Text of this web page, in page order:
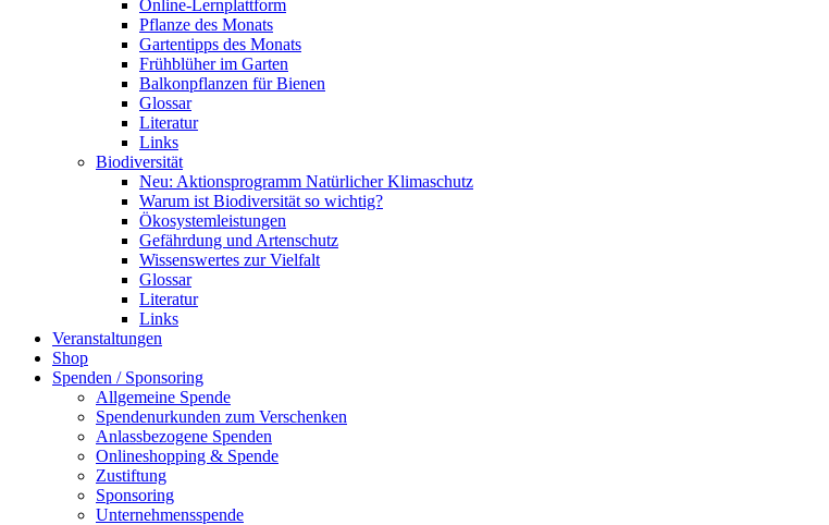
Online-Lernplattform
Pflanze des Monats
Gartentipps des Monats
Frühblüher im Garten
Balkonpflanzen für Bienen
Glossar
Literatur
Links
Biodiversität
Neu: Aktionsprogramm Natürlicher Klimaschutz
Warum ist Biodiversität so wichtig?
Ökosystemleistungen
Gefährdung und Artenschutz
Wissenswertes zur Vielfalt
Glossar
Literatur
Links
Veranstaltungen
Shop
Spenden / Sponsoring
Allgemeine Spende
Spendenurkunden zum Verschenken
Anlassbezogene Spenden
Onlineshopping & Spende
Zustiftung
Sponsoring
Unternehmensspende